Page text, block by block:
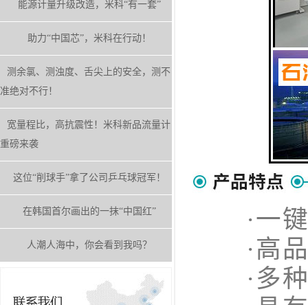
能源计量升级改造，米科“有一套”
助力“中国芯”，米科在行动！
测余氯、测浊度、舌尖上的安全，测不
准绝对不行！
宽量程比，高抗震性！米科新品流量计
重磅来袭
这位“削球手”拿了公司乒乓球冠军！
在韩国首尔画出的一抹“中国红”
人潮人海中，你会看到我吗？
·一键
·高品
·多种